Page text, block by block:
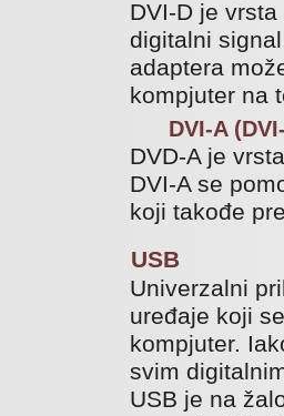
DVI-D je
digitalni
adaptera
kompjuter na
DVI-A
DVD-A je
DVI-A se
koji takođe
USB
Univerzalni
uređaje koji
kompjuter.
svim
USB je na